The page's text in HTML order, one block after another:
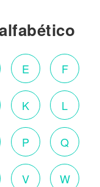
E F
K L
P Q
V W